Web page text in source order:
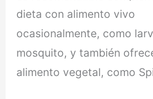
dieta con alimento vivo
ocasionalmente, como
mosquito, y también
alimento vegetal, como